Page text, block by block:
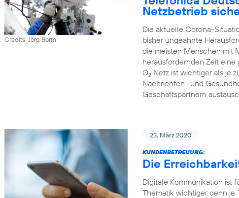
Credits: Jörg Borm
Netzbetrieb
Die aktuelle Corona-
bisher ungeahnte
die meisten Menschen mit
herausfordernden Zeit eine
O2 Netz ist wichtiger als je
Nachrichten- und
Geschäftspartnern
23. März 2020
KUNDENBETREUUNG:
Die
Digitale Kommunikation ist
Thematik wichtiger denn